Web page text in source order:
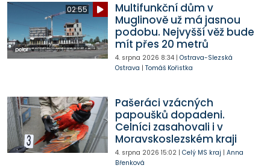
02:55
Multifunkční dům v
Muglinově už má jasnou
podobu. Nejvyšší věž bude
mít přes 20 metrů
4. srpna 2026 8:34| Ostrava-Slezská
Ostrava | Tomáš Kořistka
Pašeráci vzácných
papoušků dopadeni.
Celníci zasahovali i v
Moravskoslezském kraji
4. srpna 2026 15:02| Celý MS kraj | Anna
Břenková